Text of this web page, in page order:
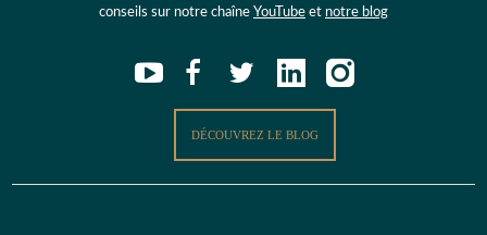
conseils sur notre chaîne YouTube et notre blog
DÉCOUVREZ LE BLOG